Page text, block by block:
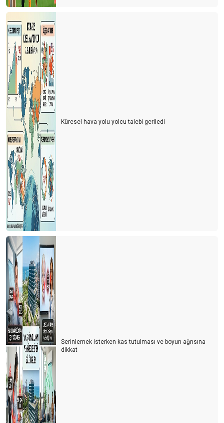
Küresel hava yolu yolcu talebi geriledi
Serinlemek isterken kas tutulması ve boyun ağrısına
dikkat